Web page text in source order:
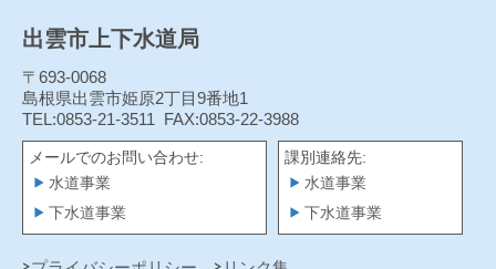
出雲市上下水道局
〒693-0068
島根県出雲市姫原2丁目9番地1
TEL:0853-21-3511
FAX:0853-22-3988
メールでのお問い合わせ:
水道事業
下水道事業
課別連絡先:
水道事業
下水道事業